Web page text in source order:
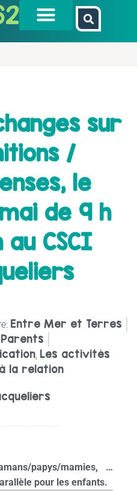
sur
/
le
de 9 h
au CSCI
Entre Mer et Terres
Parents
Les activités
la relation
papys/mamies, …
pour les enfants.